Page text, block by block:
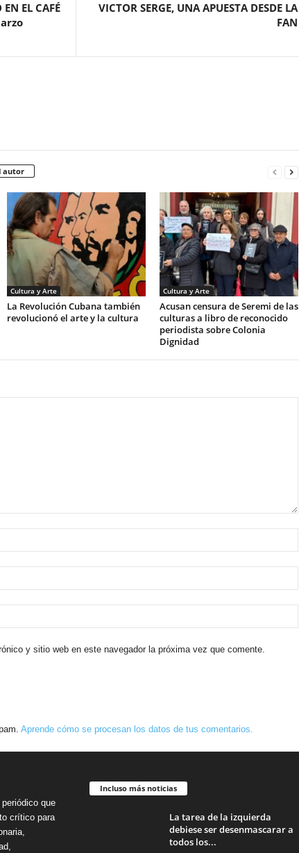
EL CAFÉ
VICTOR SERGE, UNA APUESTA DESDE LA
FAN
autor
Cultura y Arte
La Revolución Cubana también
revolucionó el arte y la cultura
Cultura y Arte
Acusan censura de Seremi de las
culturas a libro de reconocido
periodista sobre Colonia
Dignidad
y sitio web en este navegador la próxima vez que comente.
Aprende cómo se procesan los datos de tus comentarios.
que
crítico para
Incluso más noticias
La tarea de la izquierda
debiese ser desenmascarar a
todos los...